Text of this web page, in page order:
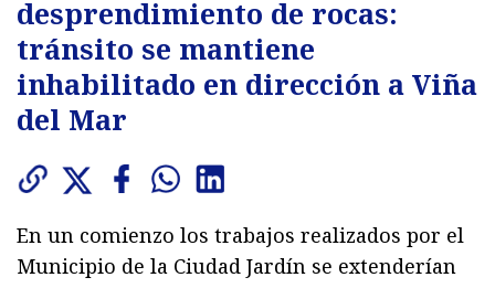
desprendimiento de rocas:
tránsito se mantiene
inhabilitado en dirección a Viña
del Mar
En un comienzo los trabajos realizados por el
Municipio de la Ciudad Jardín se extenderían